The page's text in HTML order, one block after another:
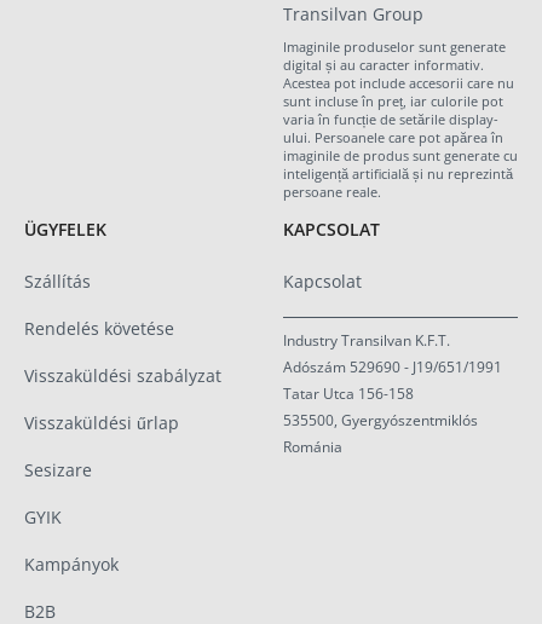
Transilvan Group
Imaginile produselor sunt generate
digital și au caracter informativ.
Acestea pot include accesorii care nu
sunt incluse în preț, iar culorile pot
varia în funcție de setările display-
ului. Persoanele care pot apărea în
imaginile de produs sunt generate cu
inteligență artificială și nu reprezintă
persoane reale.
ÜGYFELEK
Szállítás
Rendelés követése
Visszaküldési szabályzat
Visszaküldési űrlap
Sesizare
GYIK
Kampányok
B2B
KAPCSOLAT
Kapcsolat
Industry Transilvan K.F.T.
Adószám 529690 - J19/651/1991
Tatar Utca 156-158
535500, Gyergyószentmiklós
Románia